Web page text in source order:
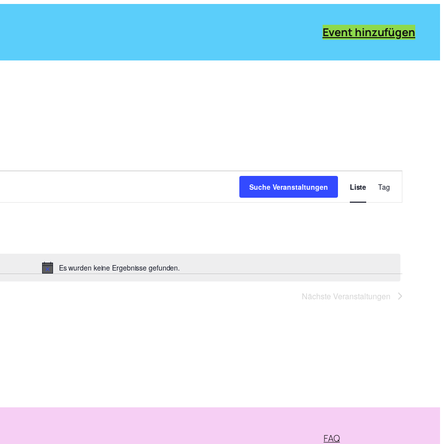
Event hinzufügen
Notice
Es wurden keine Ergebnisse gefunden.
Suche Veranstaltungen
Ansichten-
Navigation
Liste Tag
Nächste Veranstaltungen
FAQ